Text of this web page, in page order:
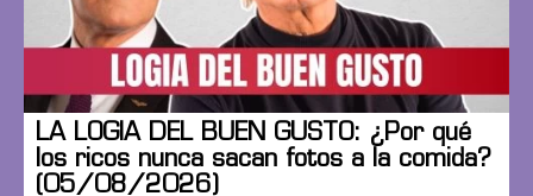
LA LOGIA DEL BUEN GUSTO: ¿Por qué
los ricos nunca sacan fotos a la comida?
(05/08/2026)